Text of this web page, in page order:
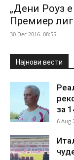
„Дени Роуз
Премиер
30 Dec 2016. 08:55
Најнови вести
за
6 Aug